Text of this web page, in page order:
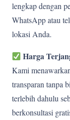
lengkap dengan
WhatsApp atau
lokasi Anda.
Harga
Kami
transparan tanpa
terlebih dahulu
berkonsultasi